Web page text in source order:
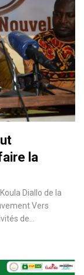
la
Diallo de la
Vers
de